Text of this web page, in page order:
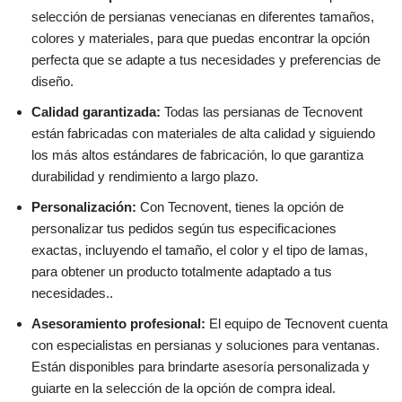
selección de persianas venecianas en diferentes tamaños,
colores y materiales, para que puedas encontrar la opción
perfecta que se adapte a tus necesidades y preferencias de
diseño.
Calidad garantizada: Todas las persianas de Tecnovent
están fabricadas con materiales de alta calidad y siguiendo
los más altos estándares de fabricación, lo que garantiza
durabilidad y rendimiento a largo plazo.
Personalización: Con Tecnovent, tienes la opción de
personalizar tus pedidos según tus especificaciones
exactas, incluyendo el tamaño, el color y el tipo de lamas,
para obtener un producto totalmente adaptado a tus
necesidades..
Asesoramiento profesional: El equipo de Tecnovent cuenta
con especialistas en persianas y soluciones para ventanas.
Están disponibles para brindarte asesoría personalizada y
guiarte en la selección de la opción de compra ideal.